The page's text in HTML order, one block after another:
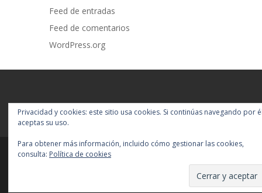
Feed de entradas
Feed de comentarios
WordPress.org
Privacidad y cookies: este sitio usa cookies. Si continúas navegando por
aceptas su uso.
Para obtener más información, incluido cómo gestionar las cookies,
consulta: Política de cookies